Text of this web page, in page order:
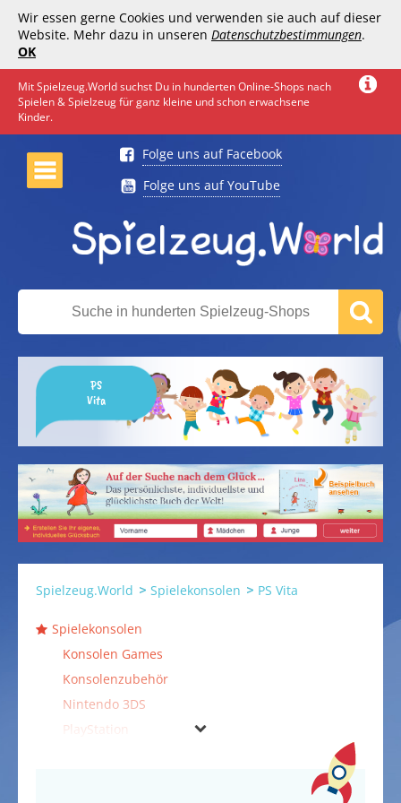
Wir essen gerne Cookies und verwenden sie auch auf dieser
Website. Mehr dazu in unseren Datenschutzbestimmungen.
OK
Mit Spielzeug.World suchst Du in hunderten Online-Shops nach
Spielen & Spielzeug für ganz kleine und schon erwachsene
Kinder.
Folge uns auf Facebook
Folge uns auf YouTube
PS
Vita
Spielzeug.World Spielekonsolen PS Vita
Spielekonsolen
Konsolen Games
Konsolenzubehör
Nintendo 3DS
PlayStation